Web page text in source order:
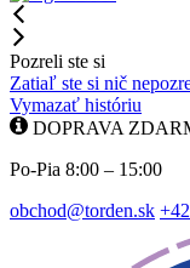
Pozreli ste si
Zatiaľ ste si nič
Vymazať históriu
DOPRAVA
Po-Pia 8:00 – 15:00
obchod@torden.sk